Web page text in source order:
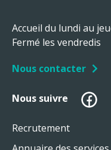
Accueil du lundi au
Fermé les vendredis
Nous contacter
Nous suivre
Recrutement